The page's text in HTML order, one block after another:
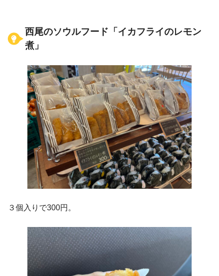
西尾のソウルフード「イカフライのレモン
煮」
３個入りで300円。